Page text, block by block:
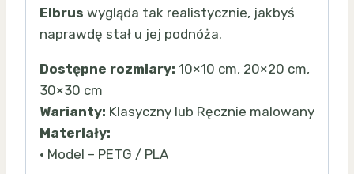
Elbrus wygląda tak realistycznie, jakbyś
naprawdę stał u jej podnóża.
Dostępne rozmiary: 10×10 cm, 20×20 cm,
30×30 cm
Warianty: Klasyczny lub Ręcznie malowany
Materiały:
• Model – PETG / PLA